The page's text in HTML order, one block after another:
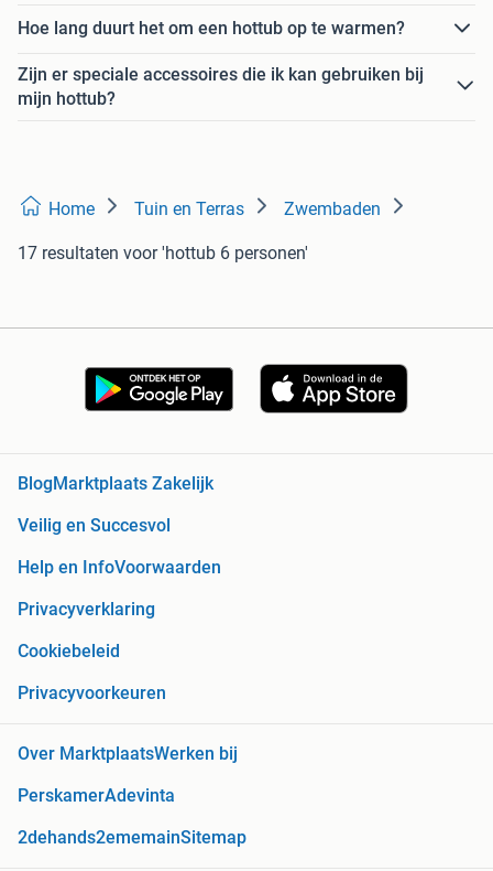
Hoe lang duurt het om een hottub op te warmen?
Zijn er speciale accessoires die ik kan gebruiken bij
mijn hottub?
Home Tuin en Terras Zwembaden
17 resultaten voor 'hottub 6 personen'
BlogMarktplaats Zakelijk
Veilig en Succesvol
Help en InfoVoorwaarden
Privacyverklaring
Cookiebeleid
Privacyvoorkeuren
Over MarktplaatsWerken bij
PerskamerAdevinta
2dehands2ememainSitemap